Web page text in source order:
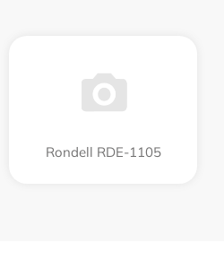
Rondell RDE-1105